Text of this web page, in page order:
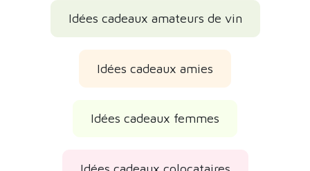
Idées cadeaux amateurs de vin
Idées cadeaux amies